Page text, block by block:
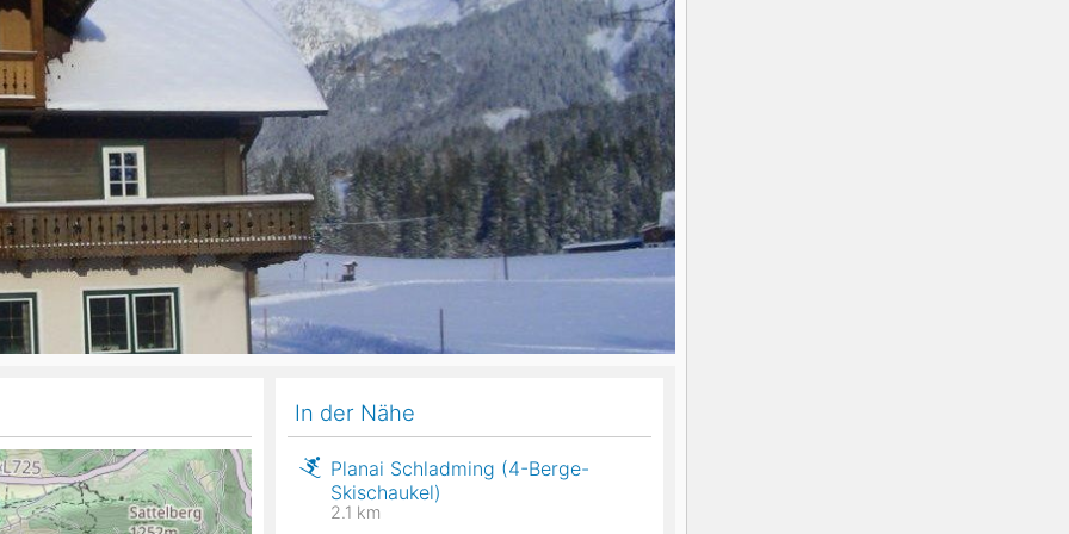
In der Nähe
Planai Schladming (4-Berge-
Skischaukel)
2.1 km
Russland Südkorea Türkei Georgien
Aserbaidschan Vereinigte Arabische Emirate
Head Salomon K2
Kästle Scott Black Diamond
Indigo
Ogso